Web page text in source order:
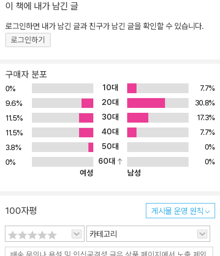
이 책에 내가 남긴 글
로그인하면 내가 남긴 글과 친구가 남긴 글을 확인할 수 있습니다.
로그인하기
구매자 분포
0% 10대
7.7%
9.6%
20대
30.8%
11.5%
30대
17.3%
11.5%
40대
7.7%
3.8%
50대
0%
0%
60대
0%
여성
남성
100자평 게시물 운영 원칙
카테고리